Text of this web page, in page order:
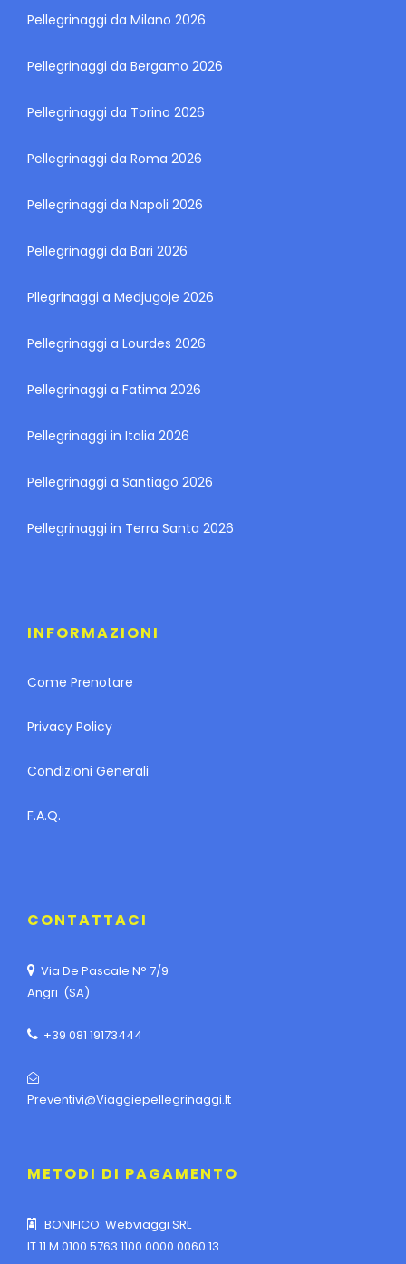
Pellegrinaggi da Milano 2026
Pellegrinaggi da Bergamo 2026
Pellegrinaggi da Torino 2026
Pellegrinaggi da Roma 2026
Pellegrinaggi da Napoli 2026
Pellegrinaggi da Bari 2026
Pllegrinaggi a Medjugoje 2026
Pellegrinaggi a Lourdes 2026
Pellegrinaggi a Fatima 2026
Pellegrinaggi in Italia 2026
Pellegrinaggi a Santiago 2026
Pellegrinaggi in Terra Santa 2026
INFORMAZIONI
Come Prenotare
Privacy Policy
Condizioni Generali
F.A.Q.
CONTATTACI
Via De Pascale N° 7/9
Angri (SA)
+39 081 19173444
Preventivi@viaggiepellegrinaggi.it
METODI DI PAGAMENTO
BONIFICO: Webviaggi SRL
IT 11 M 0100 5763 1100 0000 0060 13